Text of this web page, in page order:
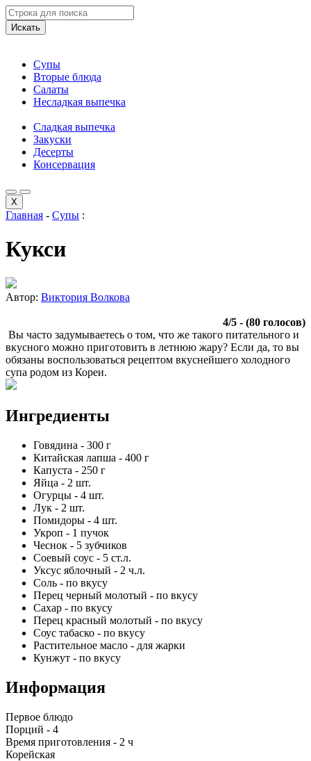
Искать
Супы
Вторые блюда
Салаты
Несладкая выпечка
Сладкая выпечка
Закуски
Десерты
Консервация
X
Главная - Супы :
Кукси
Автор: Виктория Волкова
4/5 - (80 голосов)
Вы часто задумываетесь о том, что же такого питательного и
вкусного можно приготовить в летнюю жару? Если да, то вы
обязаны воспользоваться рецептом вкуснейшего холодного
супа родом из Кореи.
Ингредиенты
Говядина - 300 г
Китайская лапша - 400 г
Капуста - 250 г
Яйца - 2 шт.
Огурцы - 4 шт.
Лук - 2 шт.
Помидоры - 4 шт.
Укроп - 1 пучок
Чеснок - 5 зубчиков
Соевый соус - 5 ст.л.
Уксус яблочный - 2 ч.л.
Соль - по вкусу
Перец черный молотый - по вкусу
Сахар - по вкусу
Перец красный молотый - по вкусу
Соус табаско - по вкусу
Растительное масло - для жарки
Кунжут - по вкусу
Информация
Первое блюдо
Порций - 4
Время приготовления - 2 ч
Корейская